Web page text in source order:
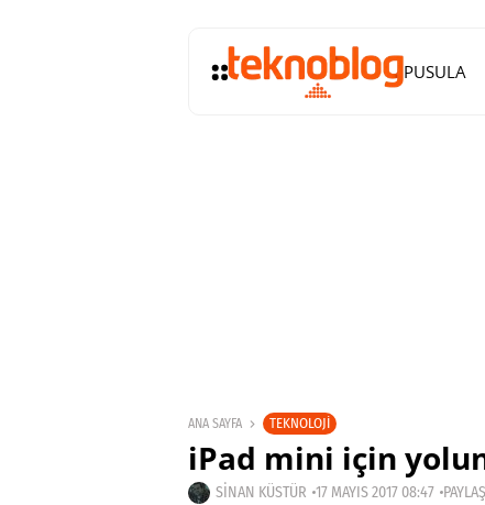
PUSULA
ANA SAYFA TEKNOLOJI
iPad mini için
SINAN KÜSTÜR 17 MAYIS 2017 08:47